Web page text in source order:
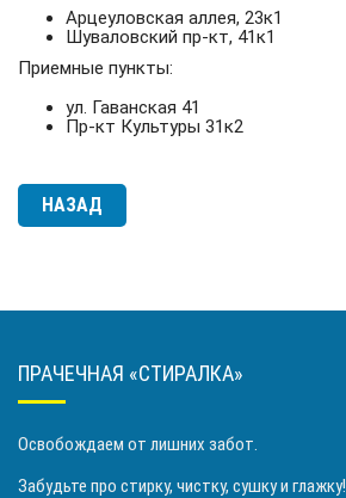
Арцеуловская аллея, 23к1
Шуваловский пр-кт, 41к1
Приемные пункты:
ул. Гаванская 41
Пр-кт Культуры 31к2
НАЗАД
ПРАЧЕЧНАЯ «СТИРАЛКА»
Освобождаем от лишних забот.
Забудьте про стирку, чистку, сушку и глажку!